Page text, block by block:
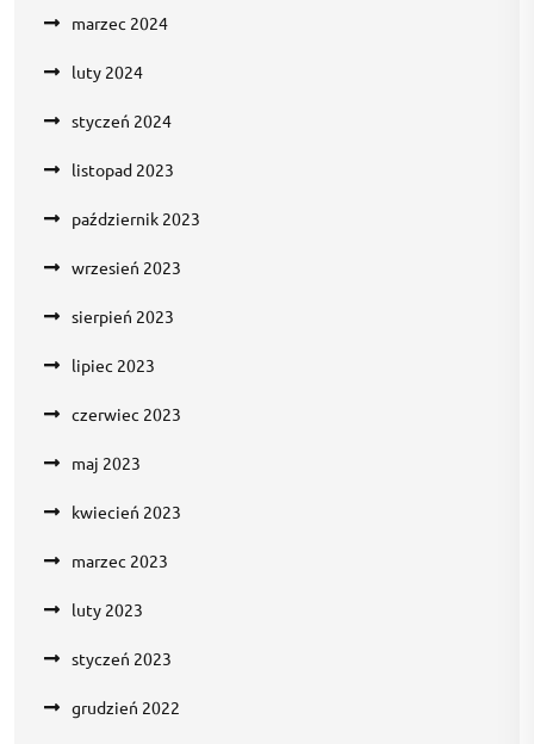
marzec 2024
luty 2024
styczeń 2024
listopad 2023
październik 2023
wrzesień 2023
sierpień 2023
lipiec 2023
czerwiec 2023
maj 2023
kwiecień 2023
marzec 2023
luty 2023
styczeń 2023
grudzień 2022